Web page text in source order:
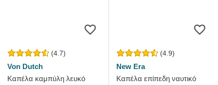
(4.7)
Von Dutch
Καπέλα καμπύλη λευκό
(4.9)
New Era
Καπέλα επίπεδη ναυτικό